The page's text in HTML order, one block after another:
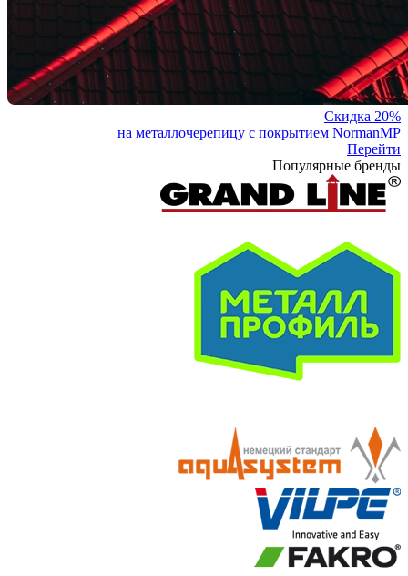
Скидка 20%
на металлочерепицу с покрытием NormanMP
Перейти
Популярные бренды